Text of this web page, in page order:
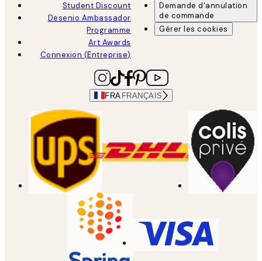
Student Discount
Desenio Ambassador
Programme
Art Awards
Connexion (Entreprise)
Demande d'annulation
de commande
Gérer les cookies
FRA FRANÇAIS